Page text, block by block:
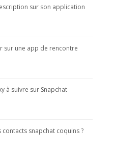
sur son application
sur une app de rencontre
à suivre sur Snapchat
snapchat coquins ?